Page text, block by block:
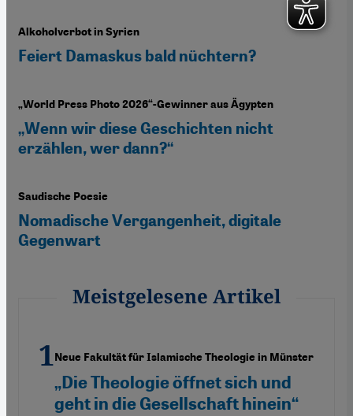
Alkoholverbot in Syrien
Feiert Damaskus bald nüchtern?
„World Press Photo 2026“-Gewinner aus Ägypten
„Wenn wir diese Geschichten nicht
erzählen, wer dann?“
Saudische Poesie
Nomadische Vergangenheit, digitale
Gegenwart
Meistgelesene Artikel
Neue Fakultät für Islamische Theologie in Münster
„Die Theologie öffnet sich und
geht in die Gesellschaft hinein“